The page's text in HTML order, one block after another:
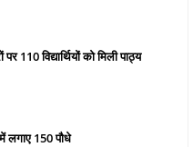
110 विद्यार्थियों को मिली पाठ्य
लगाए 150 पौधे